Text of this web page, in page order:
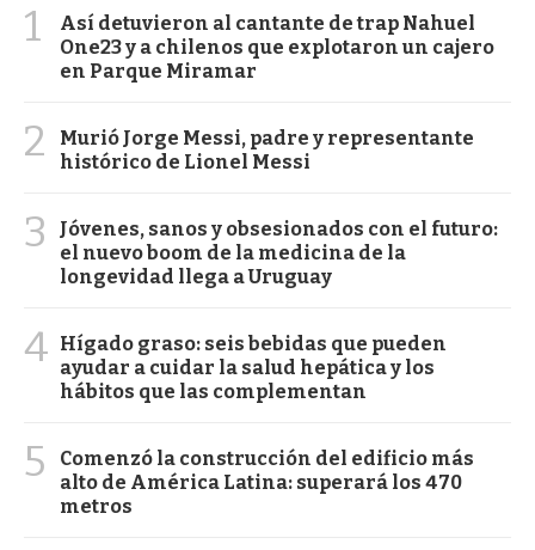
1
Así detuvieron al cantante de trap Nahuel
One23 y a chilenos que explotaron un cajero
en Parque Miramar
2
Murió Jorge Messi, padre y representante
histórico de Lionel Messi
3
Jóvenes, sanos y obsesionados con el futuro:
el nuevo boom de la medicina de la
longevidad llega a Uruguay
4 Hígado graso: seis bebidas que pueden
ayudar a cuidar la salud hepática y los
hábitos que las complementan
5
Comenzó la construcción del edificio más
alto de América Latina: superará los 470
metros